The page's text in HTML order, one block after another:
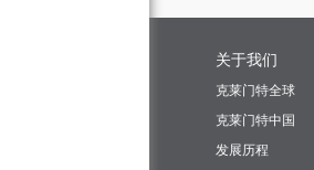
关于我们
克莱门特全球
克莱门特中国
发展历程